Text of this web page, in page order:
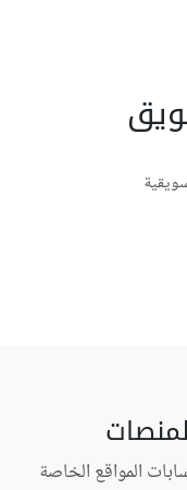
المواقع الخاصة